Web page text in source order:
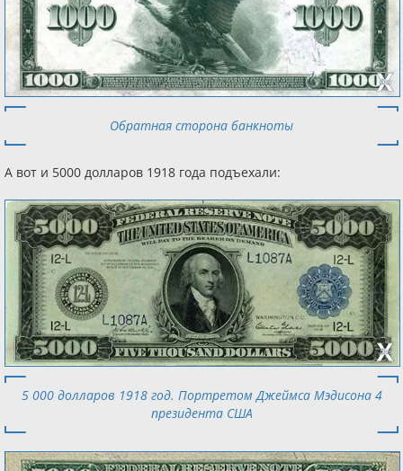
Обратная сторона банкноты
А вот и 5000 долларов 1918 года подъехали:
5 000 долларов 1918 год. Портретом Джеймса Мэдисона 4
президента США